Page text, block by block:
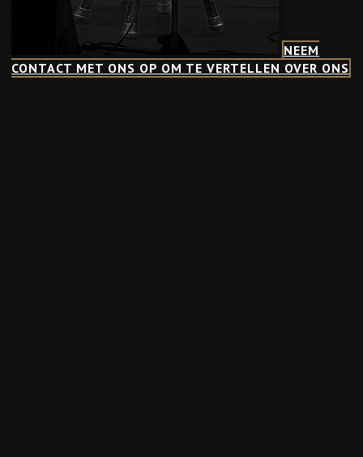
NEEM
CONTACT MET ONS OP OM TE VERTELLEN OVER ONS